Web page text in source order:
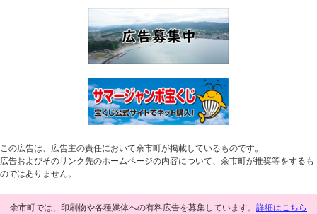
この広告は、広告主の責任において余市町が掲載しているものです。
広告およびそのリンク先のホームページの内容について、余市町が推奨等をするも
のではありません。
余市町では、印刷物や各種媒体への有料広告を募集しています。 詳細はこちら